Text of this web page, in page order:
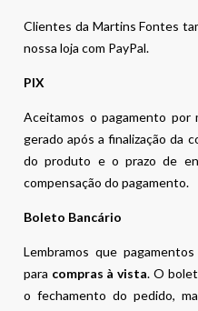
Clientes da Martins Fontes
nossa loja com PayPal.
PIX
Aceitamos o pagamento por
gerado após a finalização da
do produto e o prazo de
compensação do pagamento.
Boleto Bancário
Lembramos que
para compras à vista. O
o fechamento do pedido,